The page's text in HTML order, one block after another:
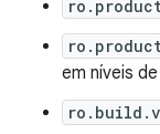
em níveis